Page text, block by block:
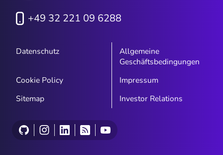
+49 32 221 09 6288
Datenschutz
Allgemeine
Geschäftsbedingungen
Cookie Policy
Impressum
Sitemap
Investor Relations